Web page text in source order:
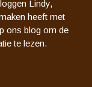
Lindy,
heeft met
ons blog om de
te lezen.